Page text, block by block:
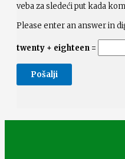
veba za sledeći put kada
Please enter an answer in
twenty + eighteen =